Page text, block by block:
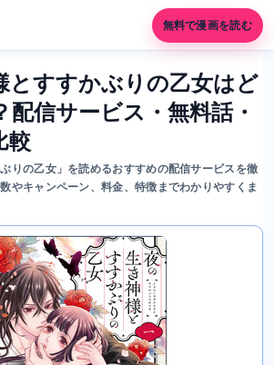
無料で漫画を読む
とすすかぶりの乙女はど
配信サービス・無料話・
較
りの乙女」を読めるおすすめの配信サービスを徹
やキャンペーン、料金、特徴までわかりやすくま